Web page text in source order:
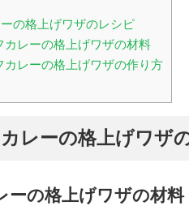
の格上げワザのレシピ
カレーの格上げワザの材料
レーの格上げワザの作り方
レーの格上げワザ
ーの格上げワザの材料